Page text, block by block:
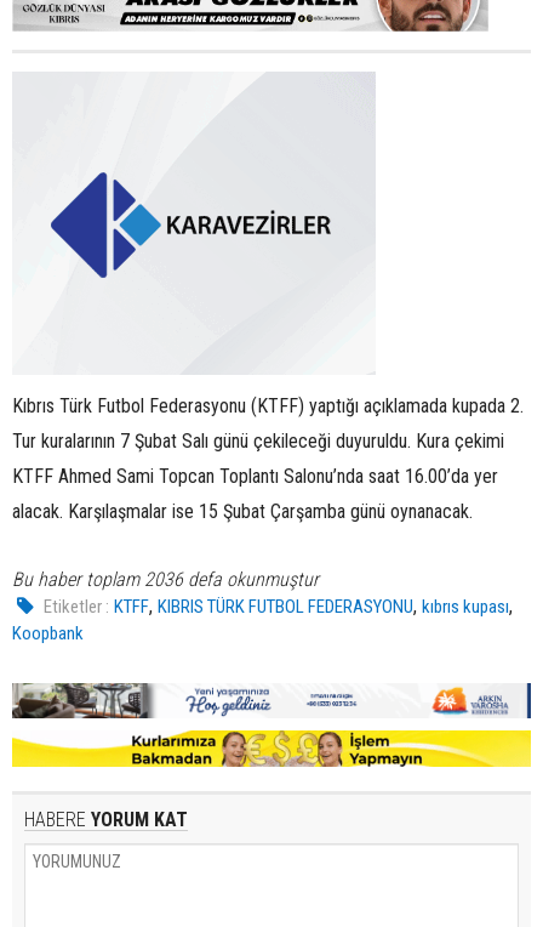
Kıbrıs Türk Futbol Federasyonu (KTFF) yaptığı açıklamada kupada 2.
Tur kuralarının 7 Şubat Salı günü çekileceği duyuruldu. Kura çekimi
KTFF Ahmed Sami Topcan Toplantı Salonu’nda saat 16.00’da yer
alacak. Karşılaşmalar ise 15 Şubat Çarşamba günü oynanacak.
Bu haber toplam 2036 defa okunmuştur
Etiketler : KTFF,KIBRIS TÜRK FUTBOL FEDERASYONU,kıbrıs kupası,
Koopbank
HABERE YORUM KAT